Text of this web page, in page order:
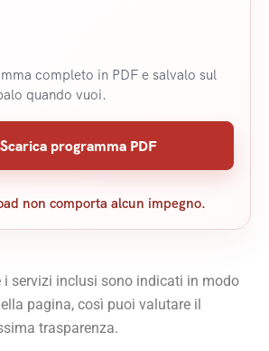
completo in PDF e salvalo sul
quando vuoi.
Scarica programma PDF
non comporta alcun impegno.
i servizi inclusi sono indicati in modo
pagina, così puoi valutare il
trasparenza.